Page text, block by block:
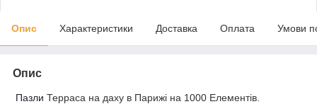
Опис Характеристики Доставка Оплата Умови
Опис
Пазли Терраса на даху в Парижі на 1000 Елементів.